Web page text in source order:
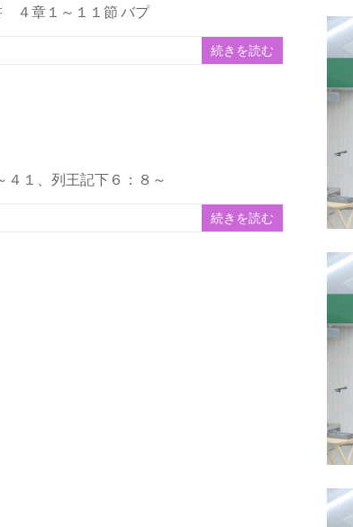
章１～１１節 バプ
続きを読む
１、列王記下６：８～
続きを読む